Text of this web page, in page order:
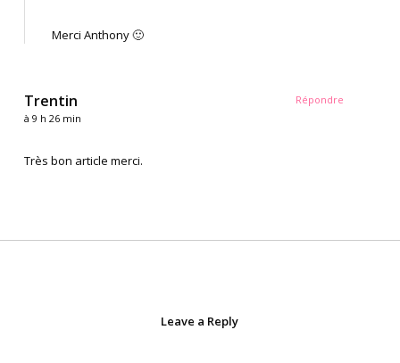
Merci Anthony 🙂
Trentin
à 9 h 26 min
Très bon article merci.
Répondre
Leave a Reply